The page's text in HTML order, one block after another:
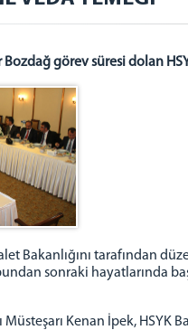
Bozdağ görev süresi dolan
Bakanlığını tarafından
sonraki hayatlarında
Müsteşarı Kenan İpek,